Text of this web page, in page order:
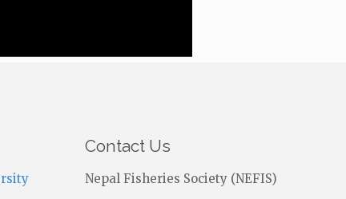
Contact Us
Nepal Fisheries Society (NEFIS)